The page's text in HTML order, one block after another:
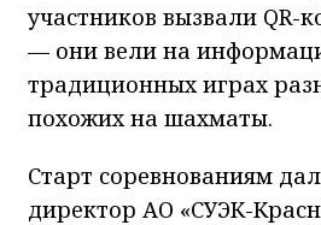
участников вызвали QR-
— они вели на
традиционных играх
похожих на шахматы.
Старт соревнованиям
директор АО «СУЭК-